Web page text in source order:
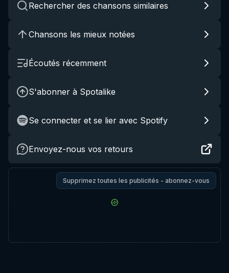
Rechercher des chansons similaires
Chansons les mieux notées
Écoutés récemment
S'abonner à Spotalike
Se connecter et se lier avec Spotify
Envoyez-nous vos retours
Supprimez toutes les publicités - abonnez-vous